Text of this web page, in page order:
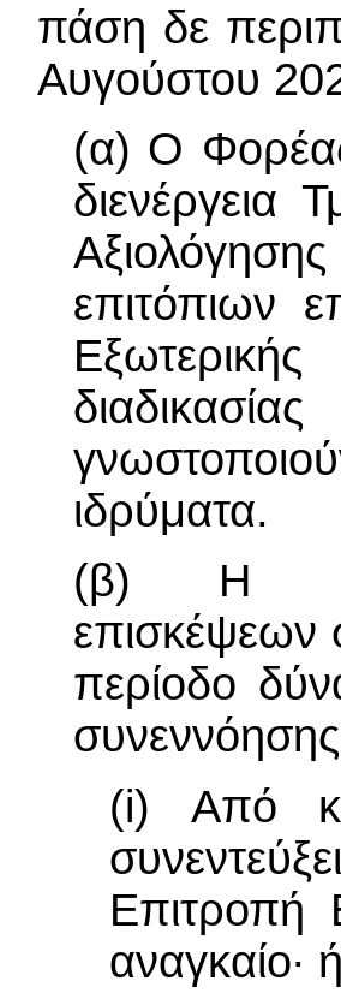
πάση δε
Αυγούστου
(α) Ο Φορέας
διενέργεια
επιτόπιων
ιδρύματα.
(β) Η
επισκέψεων
περίοδο
(i) Από
Επιτροπή
αναγκαίο∙